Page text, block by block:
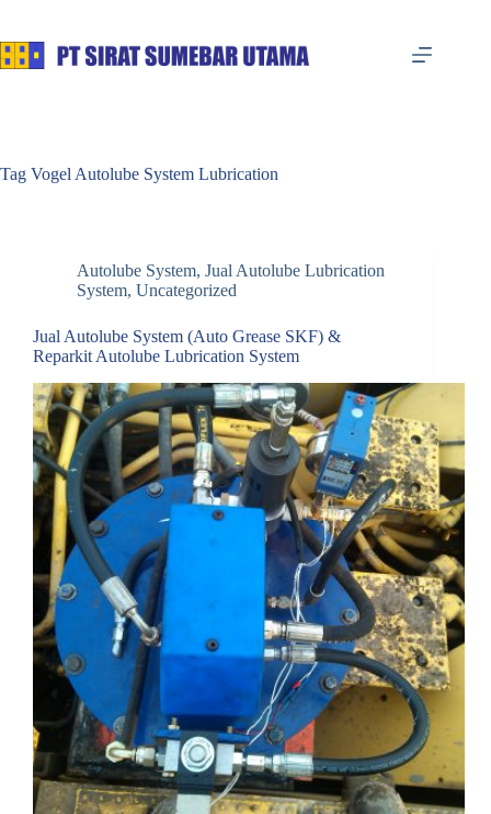
content
Tag Vogel Autolube System Lubrication
Autolube System, Jual Autolube Lubrication
System, Uncategorized
Jual Autolube System (Auto Grease SKF) &
Reparkit Autolube Lubrication System